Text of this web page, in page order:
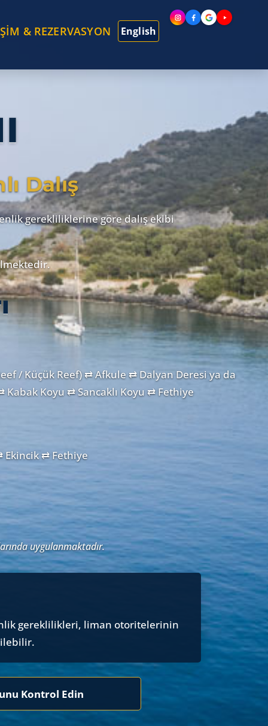
& REZERVASYON English
Dalış
gerekliliklerine göre dalış ekibi
/ Küçük Reef) ⇄ Afkule ⇄ Dalyan Deresi ya da
Koyu ⇄ Sancaklı Koyu ⇄ Fethiye
Ekincik ⇄ Fethiye
uygulanmaktadır.
gereklilikleri, liman otoritelerinin
Kontrol Edin